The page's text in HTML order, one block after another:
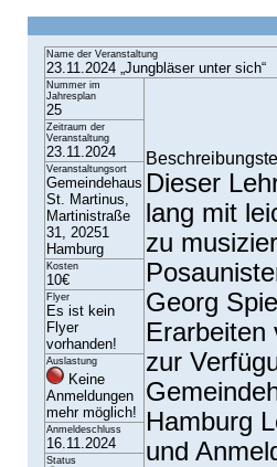
Name der Veranstaltung
23.11.2024 „Jungbläser unter sich“
Nummer im
Jahresplan
25
Dieser
lang mit
zu
Georg
Erarbeiten
zur
Hamburg
und
Zeitraum der
Veranstaltung
23.11.2024
Veranstaltungsort
Gemeindehaus
St. Martinus,
Martinistraße
31, 20251
Hamburg
Kosten
10€
Flyer
Es ist kein
Flyer
vorhanden!
Auslastung
Keine
Anmeldungen
mehr möglich!
Anmeldeschluss
16.11.2024
Status